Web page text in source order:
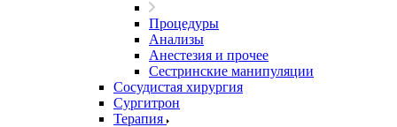
Процедуры
Анализы
Анестезия и прочее
Сестринские манипуляции
Сосудистая хирургия
Сургитрон
Терапия